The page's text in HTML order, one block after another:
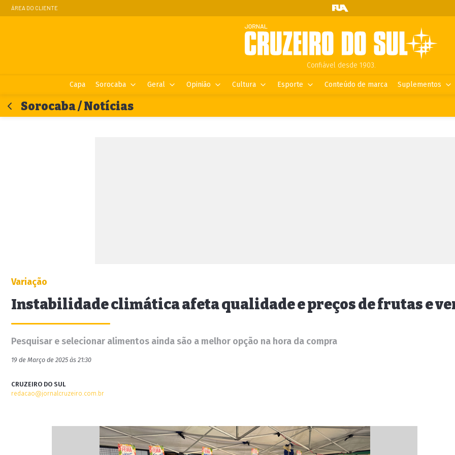
ÁREA DO CLIENTE
Confiável desde 1903.
Capa Sorocaba Geral Opinião Cultura Esporte Conteúdo de marca Suplementos
Sorocaba / Notícias
Variação
Instabilidade climática afeta qualidade e preços de frutas e
Pesquisar e selecionar alimentos ainda são a melhor opção na hora da compra
19 de Março de 2025 às 21:30
CRUZEIRO DO SUL
redacao@jornalcruzeiro.com.br